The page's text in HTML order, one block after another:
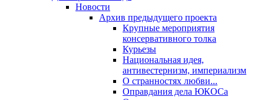
Новости
Архив предыдущего проекта
Крупные мероприятия
консервативного толка
Курьезы
Национальная идея,
антивестернизм, империализм
О странностях любви...
Оправдания дела ЮКОСа